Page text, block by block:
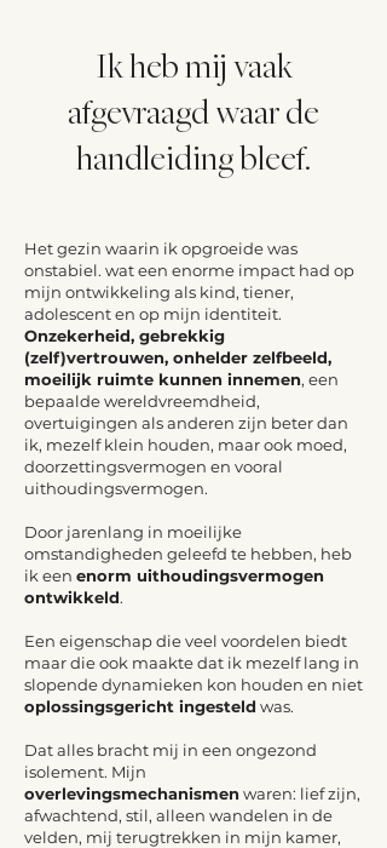
Ik heb mij vaak
afgevraagd waar de
handleiding bleef.
Het gezin waarin ik opgroeide was
onstabiel. wat een enorme impact had op
mijn ontwikkeling als kind, tiener,
adolescent en op mijn identiteit.
Onzekerheid, gebrekkig
(zelf)vertrouwen, onhelder zelfbeeld,
moeilijk ruimte kunnen innemen, een
bepaalde wereldvreemdheid,
overtuigingen als anderen zijn beter dan
ik, mezelf klein houden, maar ook moed,
doorzettingsvermogen en vooral
uithoudingsvermogen.
Door jarenlang in moeilijke
omstandigheden geleefd te hebben, heb
ik een enorm uithoudingsvermogen
ontwikkeld.
Een eigenschap die veel voordelen biedt
maar die ook maakte dat ik mezelf lang in
slopende dynamieken kon houden en niet
oplossingsgericht ingesteld was.
Dat alles bracht mij in een ongezond
isolement. Mijn
overlevingsmechanismen waren: lief zijn,
afwachtend, stil, alleen wandelen in de
velden, mij terugtrekken in mijn kamer,